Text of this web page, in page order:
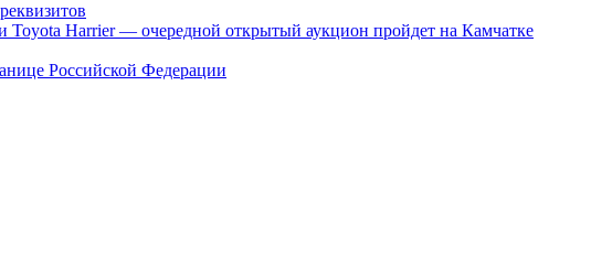
Toyota Harrier — очередной открытый аукцион пройдет на Камчатке
Российской Федерации